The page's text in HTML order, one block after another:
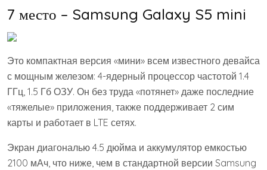
7 место – Samsung Galaxy S5 mini
Это компактная версия «мини» всем известного девайса
с мощным железом: 4-ядерный процессор частотой 1.4
ГГц, 1.5 Гб ОЗУ. Он без труда «потянет» даже последние
«тяжелые» приложения, также поддерживает 2 сим
карты и работает в LTE сетях.
Экран диагональю 4.5 дюйма и аккумулятор емкостью
2100 мАч, что ниже, чем в стандартной версии Samsung